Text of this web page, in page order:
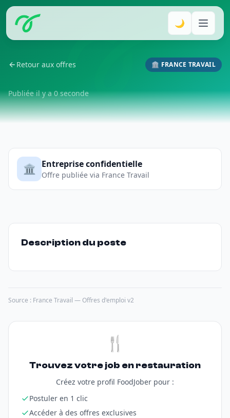
🌙
Retour aux offres 🏛️ FRANCE TRAVAIL
Publiée il y a 0 seconde
🏛️ Entreprise confidentielle
Offre publiée via France Travail
Description du poste
Source : France Travail — Offres d'emploi v2
🍴
Trouvez votre job en restauration
Créez votre profil FoodJober pour :
Postuler en 1 clic
Accéder à des offres exclusives